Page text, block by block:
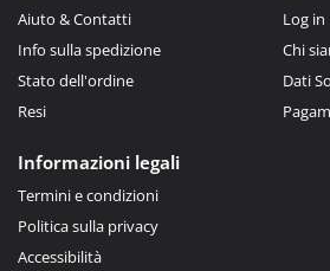
Aiuto & Contatti
Info sulla spedizione
Stato dell'ordine
Resi
Log in
Chi
Dati
Informazioni legali
Termini e condizioni
Politica sulla privacy
Accessibilità